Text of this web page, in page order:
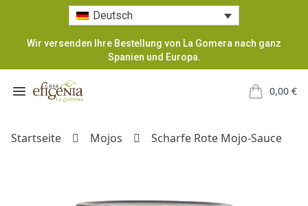
Deutsch
Wir versenden Ihre Bestellung von La Gomera nach ganz
Spanien und Europa.
Open menu
Casa Efigenia 0,00 €
items in
Startseite Mojos Scharfe Rote Mojo-Sauce